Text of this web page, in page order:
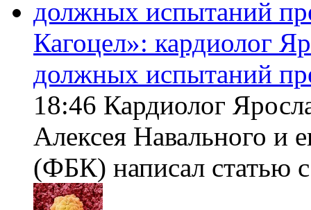
Кагоцел»: кардиолог
должных испытаний
18:46 Кардиолог
Алексея Навального и
(ФБК) написал статью